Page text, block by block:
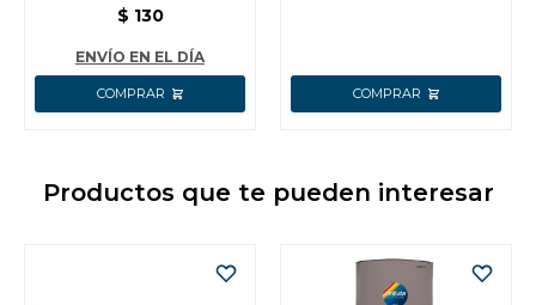
COCINA MANGO
$ 130
ENVÍO EN EL DÍA
Productos que te pueden interesar